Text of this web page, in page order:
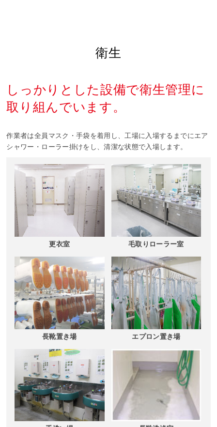
衛生
しっかりとした設備で衛生管理に
取り組んでいます。
作業者は全員マスク・手袋を着用し、工場に入場するまでにエア
シャワー・ローラー掛けをし、清潔な状態で入場します。
更衣室 毛取りローラー室
長靴置き場 エプロン置き場